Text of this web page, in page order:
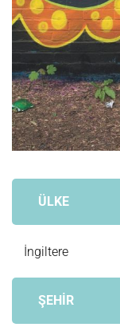
ÜLKE
İngiltere
ŞEHİR